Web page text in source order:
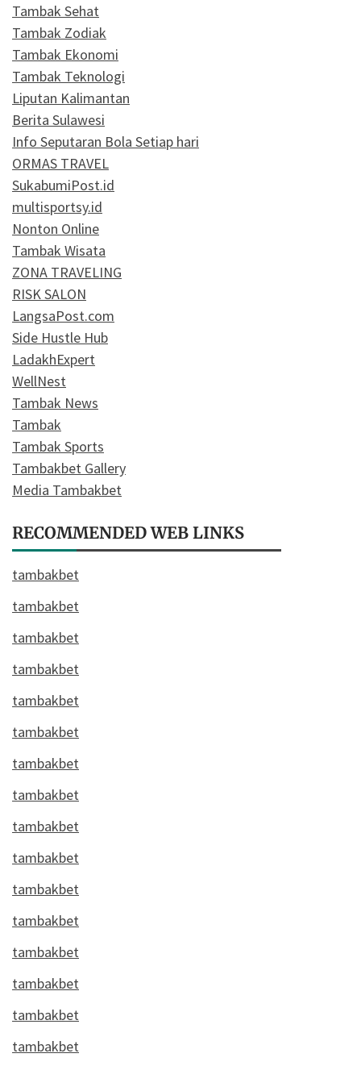
Tambak Sehat
Tambak Zodiak
Tambak Ekonomi
Tambak Teknologi
Liputan Kalimantan
Berita Sulawesi
Info Seputaran Bola Setiap hari
ORMAS TRAVEL
SukabumiPost.id
multisportsy.id
Nonton Online
Tambak Wisata
ZONA TRAVELING
RISK SALON
LangsaPost.com
Side Hustle Hub
LadakhExpert
WellNest
Tambak News
Tambak
Tambak Sports
Tambakbet Gallery
Media Tambakbet
RECOMMENDED WEB LINKS
tambakbet
tambakbet
tambakbet
tambakbet
tambakbet
tambakbet
tambakbet
tambakbet
tambakbet
tambakbet
tambakbet
tambakbet
tambakbet
tambakbet
tambakbet
tambakbet